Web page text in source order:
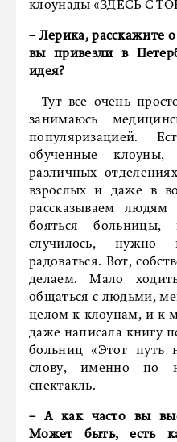
клоунады «ЗДЕСЬ С
– Лерика, расскажите
вы привезли в
идея?
– Тут все очень
занимаюсь
популяризацией.
обученные
различных
взрослых и даже в
рассказываем
бояться
случилось,
радоваться. Вот,
делаем. Мало
общаться с людьми,
целом к клоунам, и к
даже написала книгу
больниц «Этот путь
слову, именно по
спектакль.
– А как часто вы
Может быть, есть